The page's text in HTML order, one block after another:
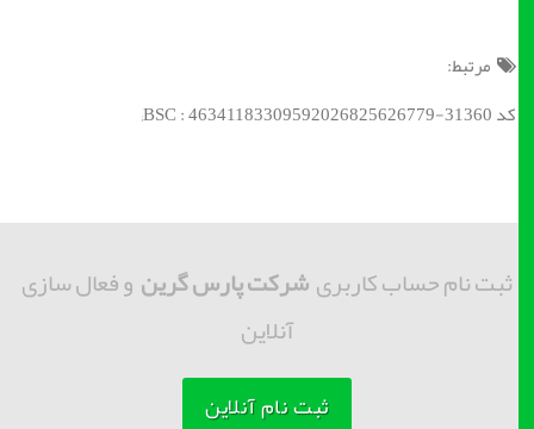
مرتبط:
کد BSC : 46341183309592026825626779-31360;
ثبت نام حساب کاربریشرکت پارس گرینو فعال سازی
آنلاین
ثبت نام آنلاین